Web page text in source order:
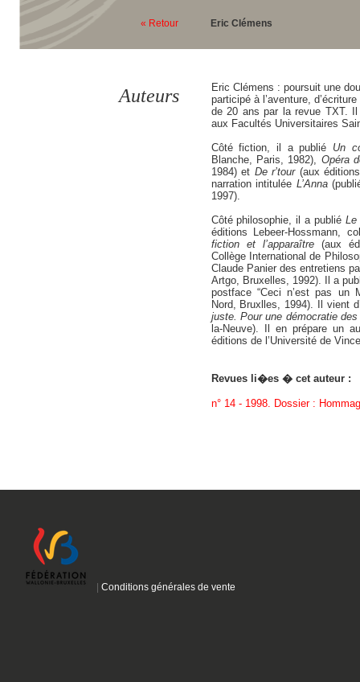
« Retour Eric Clémens
Auteurs
Eric Clémens : poursuit une
participé à l’aventure,
de 20 ans par la revue TXT. Il
aux Facultés Universitaires
Côté fiction, il a publié Un
Blanche, Paris, 1982), Opéra
1984) et De r’tour(aux
narration intitulée L’Anna
1997).
Côté philosophie, il a publié Le
éditions Lebeer-Hossmann,
fiction et l’apparaître(aux
Collège International de
Claude Panier des entretiens
Artgo, Bruxelles, 1992). Il a
postface “Ceci n’est pas un
Nord, Bruxlles, 1994). Il vient
juste. Pour une démocratie
la-Neuve). Il en prépare un
éditions de l’Université de
Revues li�es � cet auteur :
n° 14 - 1998. Dossier :
Conditions générales de vente